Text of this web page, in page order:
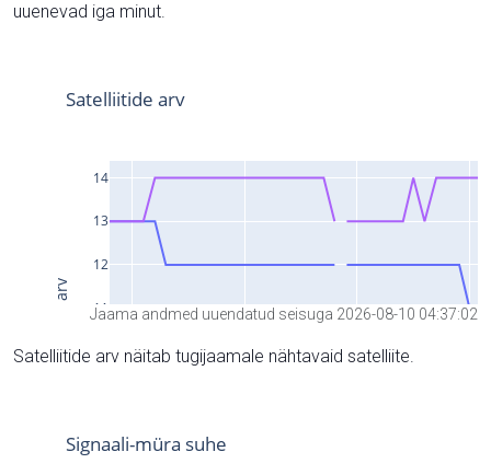
uuenevad iga minut.
Jaama andmed uuendatud seisuga 2026-08-10 04:37:02
Satelliitide arv näitab tugijaamale nähtavaid satelliite.